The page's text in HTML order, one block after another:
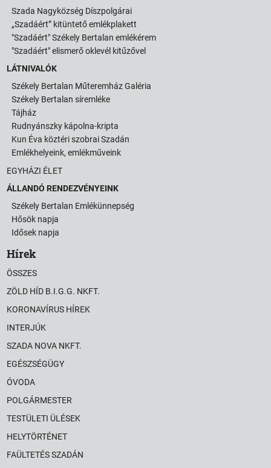
Szada Nagyközség Díszpolgárai
„Szadáért” kitüntető emlékplakett
"Szadáért" Székely Bertalan emlékérem
"Szadáért" elismerő oklevél kitűzővel
LÁTNIVALÓK
Székely Bertalan Műteremház Galéria
Székely Bertalan síremléke
Tájház
Rudnyánszky kápolna-kripta
Kun Éva köztéri szobrai Szadán
Emlékhelyeink, emlékműveink
EGYHÁZI ÉLET
ÁLLANDÓ RENDEZVÉNYEINK
Székely Bertalan Emlékünnepség
Hősök napja
Idősek napja
Hírek
ÖSSZES
ZÖLD HÍD B.I.G.G. NKFT.
KORONAVÍRUS HÍREK
INTERJÚK
SZADA NOVA NKFT.
EGÉSZSÉGÜGY
ÓVODA
POLGÁRMESTER
TESTÜLETI ÜLÉSEK
HELYTÖRTÉNET
FAÜLTETÉS SZADÁN